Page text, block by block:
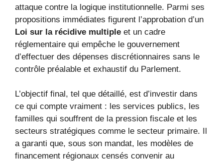
attaque contre la logique institutionnelle. Parmi ses
propositions immédiates figurent l’approbation d’un
Loi sur la récidive multiple et un cadre
réglementaire qui empêche le gouvernement
d’effectuer des dépenses discrétionnaires sans le
contrôle préalable et exhaustif du Parlement.
L’objectif final, tel que détaillé, est d’investir dans
ce qui compte vraiment : les services publics, les
familles qui souffrent de la pression fiscale et les
secteurs stratégiques comme le secteur primaire. Il
a garanti que, sous son mandat, les modèles de
financement régionaux censés convenir au